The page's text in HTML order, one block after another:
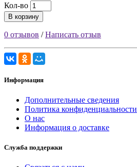
Кол-во
В корзину
0 отзывов /Написать отзыв
Информация
Дополнительные сведения
Политика конфиденциальности
О нас
Информация о доставке
Служба поддержки